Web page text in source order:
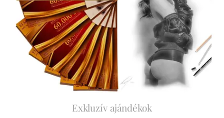
Exkluzív ajándékok